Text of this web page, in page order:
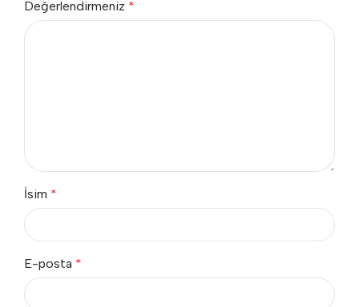
Değerlendirmeniz *
İsim *
E-posta *